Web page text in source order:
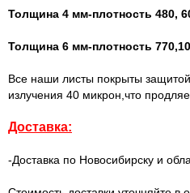
Толщина 4 мм-плотность 480,
Толщина 6 мм-плотность
Все наши листы покрыты
излучения 40 микрон,что
Доставка:
-Доставка по Новосибирску и